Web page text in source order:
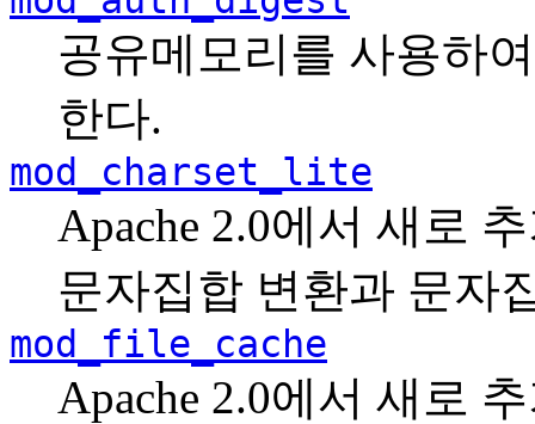
공유메모리를 사용하
한다.
mod_charset_lite
Apache 2.0에서 새로
문자집합 변환과 문자
mod_file_cache
Apache 2.0에서 새로